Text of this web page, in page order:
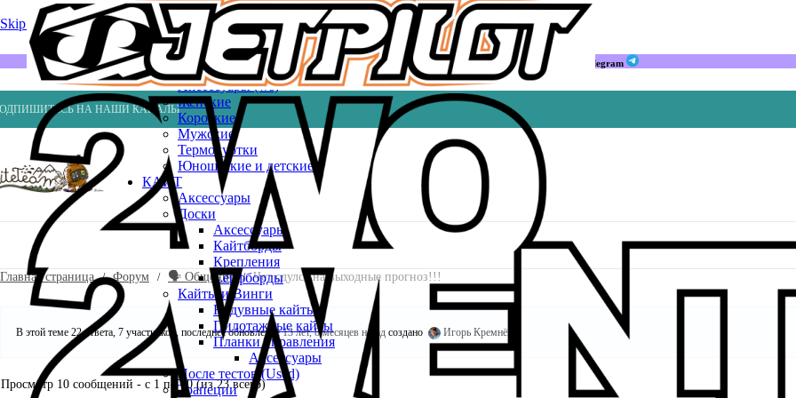
Skip to navigation Skip to main content
Мы в Telegram
НА НАШИ КАНАЛЫ
Весла
Насосы
ВЕЙК
Шлемы
ГИДРОКОСТЮМЫ
Аксессуары (ws)
Женские
Короткие
Мужские
Термокуртки
Юношеские и детские
КАЙТ
Аксессуары
Доски
Аксессуары
Кайтборды
Крепления
Серфборды
Кайты и Винги
Надувные кайты
Пилотажные кайты
Планки управления
Аксессуары
После тестов (Used)
Трапеции
Главная страница Форум 🗣️ Общение Чет сдулся на выходные прогноз!!!
В этой теме 22 ответа, 7 участников, последнее обновление13 лет, 8 месяцев назад создано Игорь Кремнёв
Просмотр 10 сообщений - с 1 по 10 (из 23 всего)